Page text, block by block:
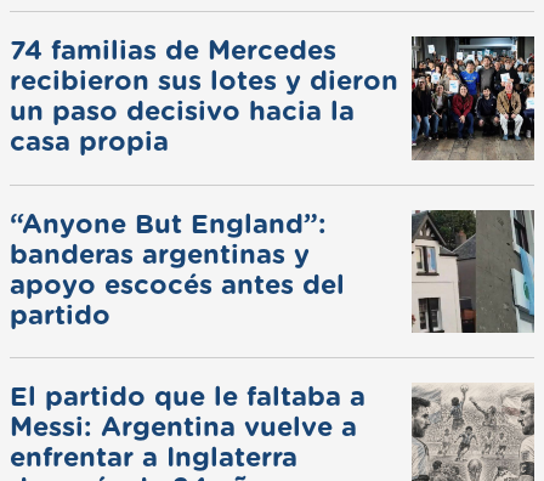
74 familias de Mercedes
recibieron sus lotes y dieron
un paso decisivo hacia la
casa propia
“Anyone But England”:
banderas argentinas y
apoyo escocés antes del
partido
El partido que le faltaba a
Messi: Argentina vuelve a
enfrentar a Inglaterra